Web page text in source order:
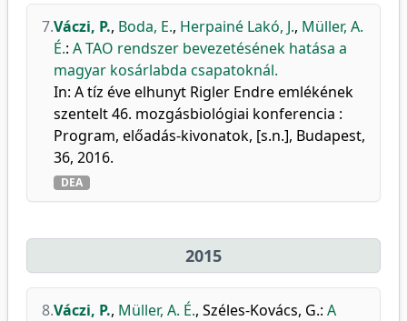
7.Váczi, P., Boda, E., Herpainé Lakó, J., Müller, A.
É.: A TAO rendszer bevezetésének hatása a
magyar kosárlabda csapatoknál.
In: A tíz éve elhunyt Rigler Endre emlékének
szentelt 46. mozgásbiológiai konferencia :
Program, előadás-kivonatok, [s.n.], Budapest,
36, 2016.
DEA
2015
8.Váczi, P., Müller, A. É., Széles-Kovács, G.: A